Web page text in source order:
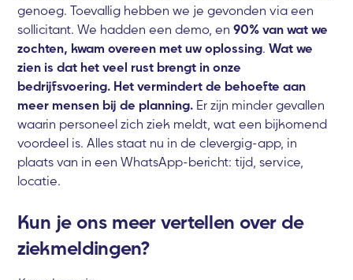
genoeg. Toevallig hebben we je gevonden via een
sollicitant. We hadden een demo, en 90% van wat we
zochten, kwam overeen met uw oplossing.Wat we
zien is dat het veel rust brengt in onze
bedrijfsvoering. Het vermindert de behoefte aan
meer mensen bij de planning. Er zijn minder gevallen
waarin personeel zich ziek meldt, wat een bijkomend
voordeel is. Alles staat nu in de clevergig-app, in
plaats van in een WhatsApp-bericht: tijd, service,
locatie.
Kun je ons meer vertellen over de
ziekmeldingen?